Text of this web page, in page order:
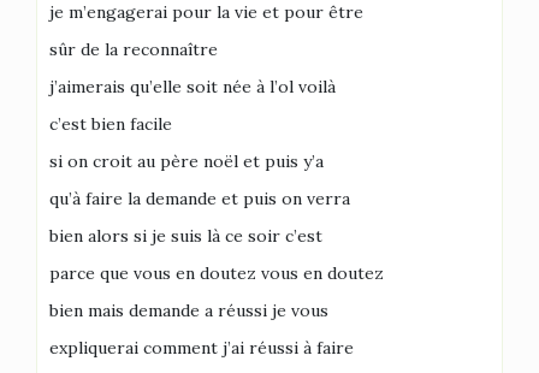
je m’engagerai pour la vie et pour être
sûr de la reconnaître
j’aimerais qu’elle soit née à l’ol voilà
c’est bien facile
si on croit au père noël et puis y’a
qu’à faire la demande et puis on verra
bien alors si je suis là ce soir c’est
parce que vous en doutez vous en doutez
bien mais demande a réussi je vous
expliquerai comment j’ai réussi à faire